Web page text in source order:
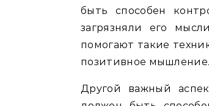
быть способен
загрязняли его
помогают такие
позитивное мышление.
Другой важный